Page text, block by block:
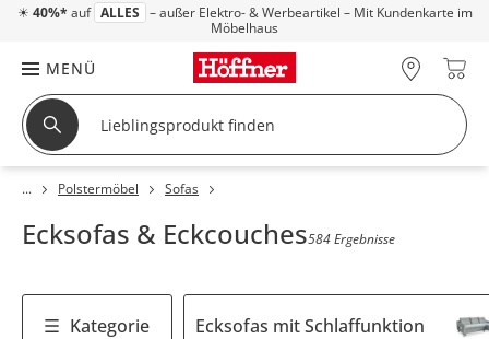
☀ 40%* auf ALLES – außer Elektro- & Werbeartikel – Mit Kundenkarte im
Möbelhaus
MENÜ
Polstermöbel Sofas
Ecksofas & Eckcouches584 Ergebnisse
Kategorie Ecksofas mit Schlaffunktion